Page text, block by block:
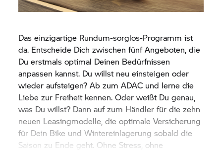
Das einzigartige Rundum-sorglos-Programm ist
da. Entscheide Dich zwischen fünf Angeboten, die
Du erstmals optimal Deinen Bedürfnissen
anpassen kannst. Du willst neu einsteigen oder
wieder aufsteigen? Ab zum ADAC und lerne die
Liebe zur Freiheit kennen. Oder weißt Du genau,
was Du willst? Dann auf zum Händler für die zehn
neuen Leasingmodelle, die optimale Versicherung
für Dein Bike und Wintereinlagerung sobald die
Saison zu Ende geht. Ohne Stress, ohne